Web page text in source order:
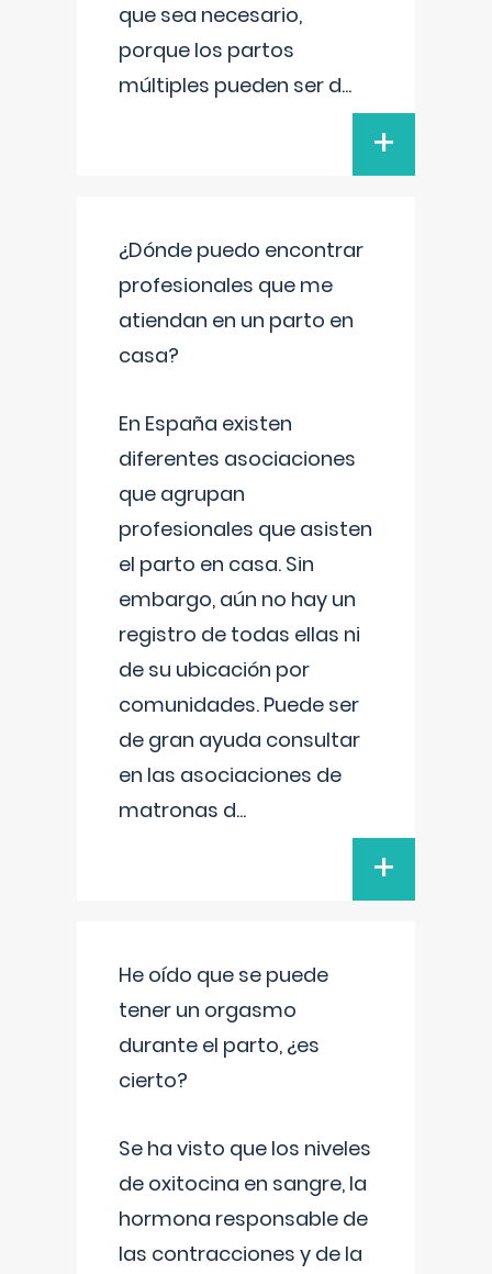
que sea necesario,
porque los partos
múltiples pueden ser d...
+
¿Dónde puedo encontrar
profesionales que me
atiendan en un parto en
casa?
En España existen
diferentes asociaciones
que agrupan
profesionales que asisten
el parto en casa. Sin
embargo, aún no hay un
registro de todas ellas ni
de su ubicación por
comunidades. Puede ser
de gran ayuda consultar
en las asociaciones de
matronas d...
+
He oído que se puede
tener un orgasmo
durante el parto, ¿es
cierto?
Se ha visto que los niveles
de oxitocina en sangre, la
hormona responsable de
las contracciones y de la